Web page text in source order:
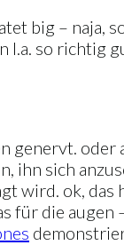
big – naja,
l.a. so
sich
wird. ok,
die